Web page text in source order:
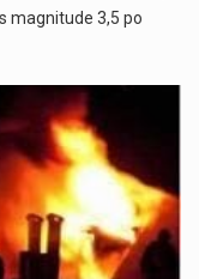
magnitude 3,5 po